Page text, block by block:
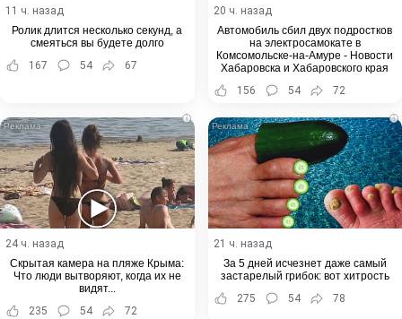
11 ч. назад
Ролик длится несколько секунд, а
смеяться вы будете долго
167
54 67
20 ч. назад
Автомобиль сбил двух подростков
на электросамокате в
Комсомольске-на-Амуре - Новости
Хабаровска и Хабаровского края
156
54 72
i
24 ч. назад
Скрытая камера на пляже Крыма:
Что люди вытворяют, когда их не
видят...
235
54 72
i
21 ч. назад
За 5 дней исчезнет даже самый
застарелый грибок: вот хитрость
275
54 78